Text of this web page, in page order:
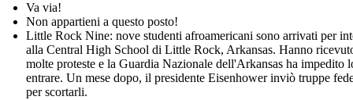
Va via!
Non appartieni a questo posto!
Little Rock Nine: nove studenti afroamericani sono arrivati per
alla Central High School di Little Rock, Arkansas. Hanno
molte proteste e la Guardia Nazionale dell'Arkansas ha impedito
entrare. Un mese dopo, il presidente Eisenhower inviò truppe
per scortarli.